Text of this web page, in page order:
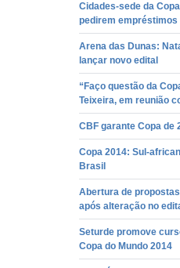
Cidades-sede da
pedirem empréstimos
Arena das Dunas:
lançar novo edital
“Faço questão da
Teixeira, em reunião
CBF garante Copa de
Copa 2014: Sul-
Brasil
Abertura de
após alteração no
Seturde promove
Copa do Mundo 2014